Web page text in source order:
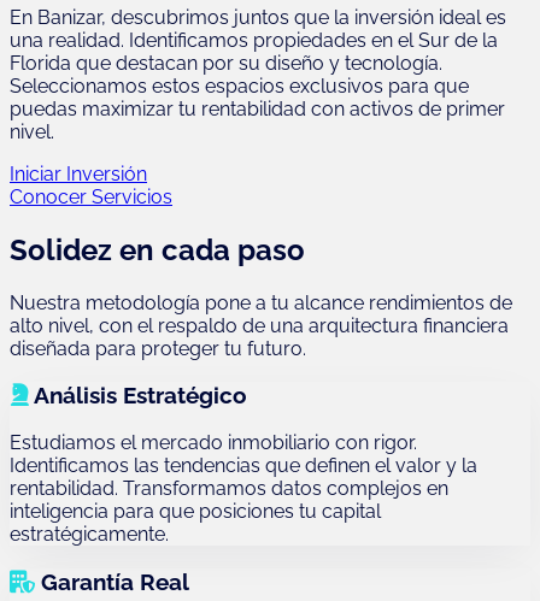
En Banizar, descubrimos juntos que la inversión ideal es
una realidad. Identificamos propiedades en el Sur de la
Florida que destacan por su diseño y tecnología.
Seleccionamos estos espacios exclusivos para que
puedas maximizar tu rentabilidad con activos de primer
nivel.
Iniciar Inversión
Conocer Servicios
Solidez en cada paso
Nuestra metodología pone a tu alcance rendimientos de
alto nivel, con el respaldo de una arquitectura financiera
diseñada para proteger tu futuro.
Análisis Estratégico
Estudiamos el mercado inmobiliario con rigor.
Identificamos las tendencias que definen el valor y la
rentabilidad. Transformamos datos complejos en
inteligencia para que posiciones tu capital
estratégicamente.
Garantía Real